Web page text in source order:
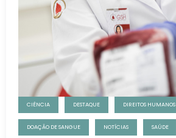
CIÊNCIA DESTAQUE DIREITOS HUMANOS
DOAÇÃO DE SANGUE NOTÍCIAS SAÚDE